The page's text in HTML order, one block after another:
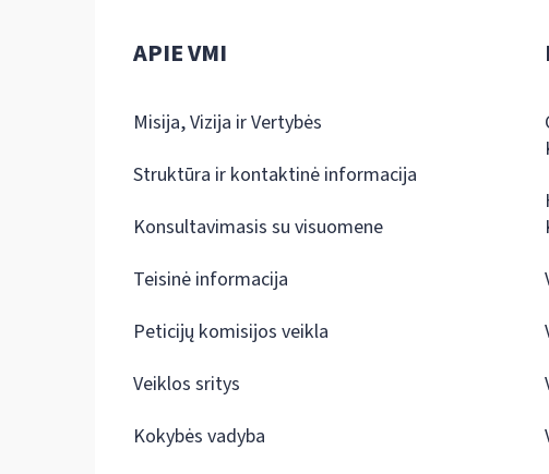
APIE VMI
Misija, Vizija ir Vertybės
Struktūra ir kontaktinė informacija
Konsultavimasis su visuomene
Teisinė informacija
Peticijų komisijos veikla
Veiklos sritys
Kokybės vadyba